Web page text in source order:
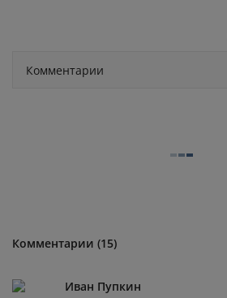
Комментарии
Комментарии (15)
Иван Пупкин